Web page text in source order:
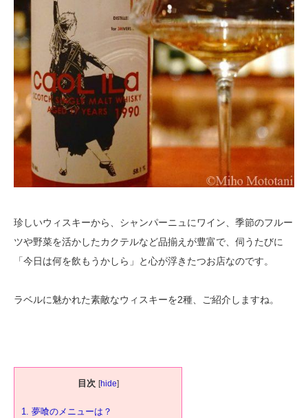
珍しいウィスキーから、シャンパーニュにワイン、季節のフルー
ツや野菜を活かしたカクテルなど品揃えが豊富で、伺うたびに
「今日は何を飲もうかしら」と心が浮きたつお店なのです。
ラベルに魅かれた素敵なウィスキーを2種、ご紹介しますね。
目次 [hide]
1. 夢喰のメニューは？